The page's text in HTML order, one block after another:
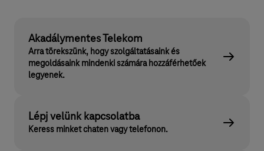
Akadálymentes Telekom
Arra törekszünk, hogy szolgáltatásaink és
megoldásaink mindenki számára hozzáférhetőek
legyenek.
Lépj velünk kapcsolatba
Keress minket chaten vagy telefonon.